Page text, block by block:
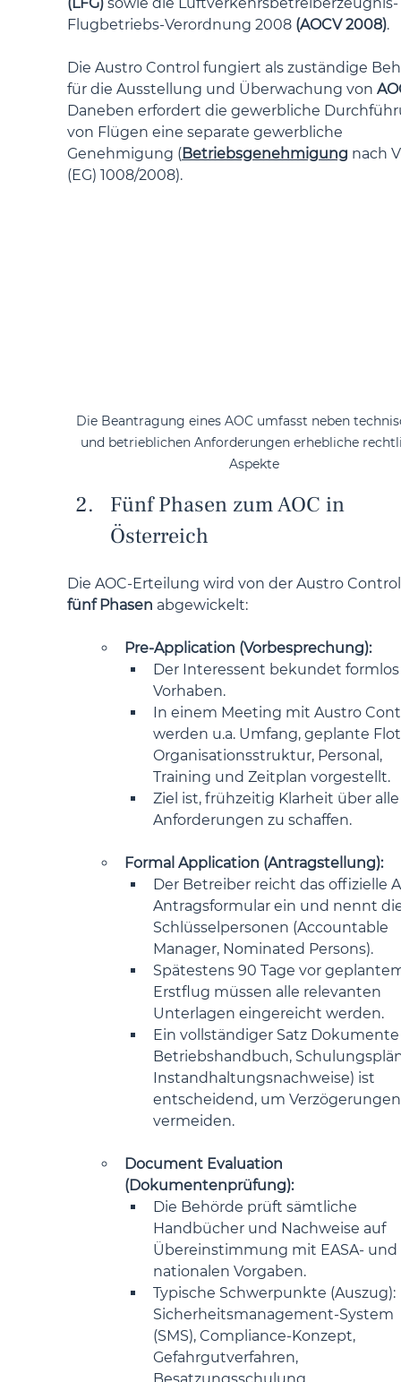
Flugbetriebs-Verordnung 2008 (AOCV 2008).
Die Austro Control fungiert als zuständige
für die Ausstellung und Überwachung von
Daneben erfordert die gewerbliche
von Flügen eine separate gewerbliche
Genehmigung (Betriebsgenehmigung nach
(EG) 1008/2008).
Die Beantragung eines AOC umfasst neben
und betrieblichen Anforderungen erhebliche
Aspekte
Fünf Phasen zum AOC in
Österreich
Die AOC-Erteilung wird von der Austro
fünf Phasen abgewickelt:
Pre-Application (Vorbesprechung):
Der Interessent bekundet
Vorhaben.
In einem Meeting mit Austro
werden u.a. Umfang, geplante
Organisationsstruktur, Personal,
Training und Zeitplan vorgestellt.
Ziel ist, frühzeitig Klarheit über
Anforderungen zu schaffen.
Formal Application (Antragstellung):
Der Betreiber reicht das offizielle
Antragsformular ein und nennt
Schlüsselpersonen (Accountable
Manager, Nominated Persons).
Spätestens 90 Tage vor
Erstflug müssen alle relevanten
Unterlagen eingereicht werden.
Ein vollständiger Satz Dokumente
Betriebshandbuch,
Instandhaltungsnachweise) ist
entscheidend, um
vermeiden.
Document Evaluation
(Dokumentenprüfung):
Die Behörde prüft sämtliche
Handbücher und Nachweise auf
Übereinstimmung mit EASA- und
nationalen Vorgaben.
Typische Schwerpunkte (Auszug):
Sicherheitsmanagement-System
(SMS), Compliance-Konzept,
Gefahrgutverfahren,